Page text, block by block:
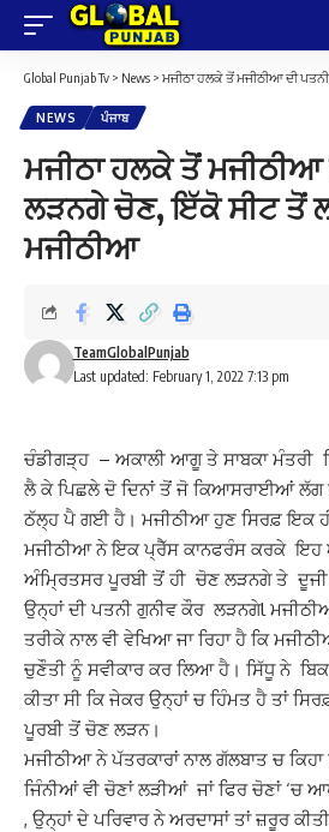
Global Punjab Tv > News > ਮਜੀਠਾ ਹਲਕੇ ਤੋਂ ਮਜੀਠੀਆ ਦੀ
NEWS ਪੰਜਾਬ
ਮਜੀਠਾ ਹਲਕੇ ਤੋਂ ਮਜੀਠੀਆ
ਲੜਨਗੇ ਚੋਣ, ਇੱਕੋ ਸੀਟ ਤੋਂ
ਮਜੀਠੀਆ
Last updated: February 1, 2022 7:13 pm
TeamGlobalPunjab
ਚੰਡੀਗੜ੍ਹ – ਅਕਾਲੀ ਆਗੂ ਤੇ ਸਾਬਕਾ ਮੰਤਰੀ
ਲੈ ਕੇ ਪਿਛਲੇ ਦੋ ਦਿਨਾਂ ਤੋਂ ਜੋ ਕਿਆਸਰਾਈਆਂ
ਠੱਲ੍ਹ ਪੈ ਗਈ ਹੈ। ਮਜੀਠੀਆ ਹੁਣ ਸਿਰਫ਼ ਇਕ
ਮਜੀਠੀਆ ਨੇ ਇਕ ਪ੍ਰੈੱਸ ਕਾਨਫਰੰਸ ਕਰਕੇ ਇਹ
ਅੰਮ੍ਰਿਤਸਰ ਪੂਰਬੀ ਤੋਂ ਹੀ ਚੋਣ ਲੜਨਗੇ ਤੇ ਦੂਜੀ
ਉਨ੍ਹਾਂ ਦੀ ਪਤਨੀ ਗੁਨੀਵ ਕੌਰ ਲੜਨਗੇl
ਤਰੀਕੇ ਨਾਲ ਵੀ ਵੇਖਿਆ ਜਾ ਰਿਹਾ ਹੈ ਕਿ
ਚੁਣੌਤੀ ਨੂੰ ਸਵੀਕਾਰ ਕਰ ਲਿਆ ਹੈ। ਸਿੱਧੂ ਨੇ
ਕੀਤਾ ਸੀ ਕਿ ਜੇਕਰ ਉਨ੍ਹਾਂ ਚ ਹਿੰਮਤ ਹੈ ਤਾਂ
ਪੂਰਬੀ ਤੋਂ ਚੋਣ ਲੜਨ।
ਮਜੀਠੀਆ ਨੇ ਪੱਤਰਕਾਰਾਂ ਨਾਲ ਗੱਲਬਾਤ ਚ
ਜਿੰਨੀਆਂ ਵੀ ਚੋਣਾਂ ਲੜੀਆਂ ਜਾਂ ਫਿਰ ਚੋਣਾਂ ‘ਚ
, ਉਨ੍ਹਾਂ ਦੇ ਪਰਿਵਾਰ ਨੇ ਅਰਦਾਸਾਂ ਤਾਂ ਜ਼ਰੂਰ